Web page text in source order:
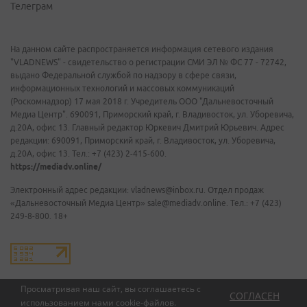
Просматривая наш сайт, вы соглашаетесь с
использованием нами cookie-файлов.
СОГЛАСЕН
Телеграм
На данном сайте распространяется информация сетевого издания
"VLADNEWS" - свидетельство о регистрации СМИ ЭЛ № ФС 77 - 72742,
выдано Федеральной службой по надзору в сфере связи,
информационных технологий и массовых коммуникаций
(Роскомнадзор) 17 мая 2018 г. Учредитель ООО "Дальневосточный
Медиа Центр". 690091, Приморский край, г. Владивосток, ул. Уборевича,
д.20А, офис 13. Главный редактор Юркевич Дмитрий Юрьевич. Адрес
редакции: 690091, Приморский край, г. Владивосток, ул. Уборевича,
д.20А, офис 13. Тел.: +7 (423) 2-415-600.
https://mediadv.online/
Электронный адрес редакции: vladnews@inbox.ru. Отдел продаж
«Дальневосточный Медиа Центр» sale@mediadv.online. Тел.: +7 (423)
249-8-800. 18+